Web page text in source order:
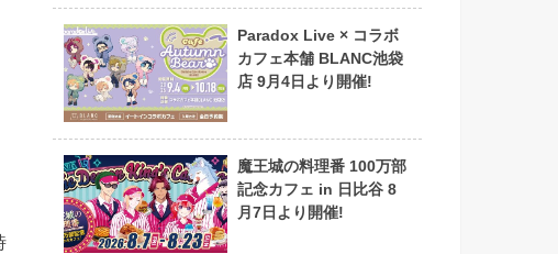
Paradox Live × コラボ
カフェ本舗 BLANC池袋
店 9月4日より開催!
魔王城の料理番 100万部
記念カフェ in 日比谷 8
月7日より開催!